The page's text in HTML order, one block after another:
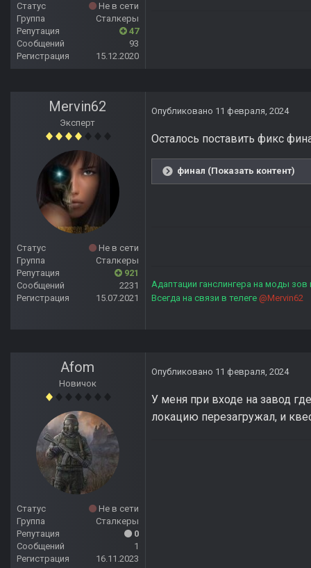
Статус
Не в сети
Группа
Сталкеры
Репутация
47
Сообщений
93
Регистрация
15.12.2020
Mervin62
Эксперт
Статус
Не в сети
Группа
Сталкеры
Репутация
921
Сообщений
2231
Регистрация
15.07.2021
Опубликовано 11 февраля, 2024
Осталось поставить фикс
финал (Показать контент)
Адаптации ганслингера на моды зов
Всегда на связи в телеге @Mervin62
Afom
Новичок
Статус
Не в сети
Группа
Сталкеры
Репутация
0
Сообщений
1
Регистрация
16.11.2023
Опубликовано 11 февраля, 2024
У меня при входе на завод
локацию перезагружал, и